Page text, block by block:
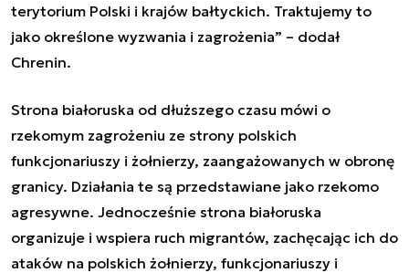
terytorium Polski i krajów bałtyckich. Traktujemy to
jako określone wyzwania i zagrożenia” – dodał
Chrenin.
Strona białoruska od dłuższego czasu mówi o
rzekomym zagrożeniu ze strony polskich
funkcjonariuszy i żołnierzy, zaangażowanych w obronę
granicy. Działania te są przedstawiane jako rzekomo
agresywne. Jednocześnie strona białoruska
organizuje i wspiera ruch migrantów, zachęcając ich do
ataków na polskich żołnierzy, funkcjonariuszy i